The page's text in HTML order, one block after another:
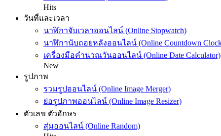
Hits
วันที่และเวลา
นาฬิกาจับเวลาออนไลน์ (Online Stopwatch)
นาฬิกานับถอยหลังออนไลน์ (Online Countdown
เครื่องมือคำนวณวันออนไลน์ (Online Date Calculator)
New
รูปภาพ
รวมรูปออนไลน์ (Online Image Merger)
ย่อรูปภาพออนไลน์ (Online Image Resizer)
ตัวเลข ตัวอักษร
สุ่มออนไลน์ (Online Random)